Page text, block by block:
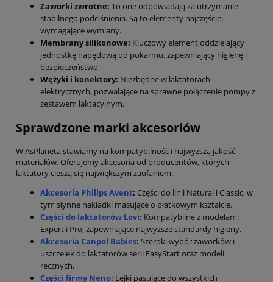
Zaworki zwrotne: To one odpowiadają za utrzymanie
stabilnego podciśnienia. Są to elementy najczęściej
wymagające wymiany.
Membrany silikonowe: Kluczowy element oddzielający
jednostkę napędową od pokarmu, zapewniający higienę i
bezpieczeństwo.
Wężyki i konektory: Niezbędne w laktatorach
elektrycznych, pozwalające na sprawne połączenie pompy z
zestawem laktacyjnym.
Sprawdzone marki akcesoriów
W AsPlaneta stawiamy na kompatybilność i najwyższą jakość
materiałów. Oferujemy akcesoria od producentów, których
laktatory cieszą się największym zaufaniem:
Akcesoria Philips Avent: Części do linii Natural i Classic, w
tym słynne nakładki masujące o płatkowym kształcie.
Części do laktatorów Lovi: Kompatybilne z modelami
Expert i Pro, zapewniające najwyższe standardy higieny.
Akcesoria Canpol Babies: Szeroki wybór zaworków i
uszczelek do laktatorów serii EasyStart oraz modeli
ręcznych.
Części firmy Neno: Lejki pasujące do wszystkich